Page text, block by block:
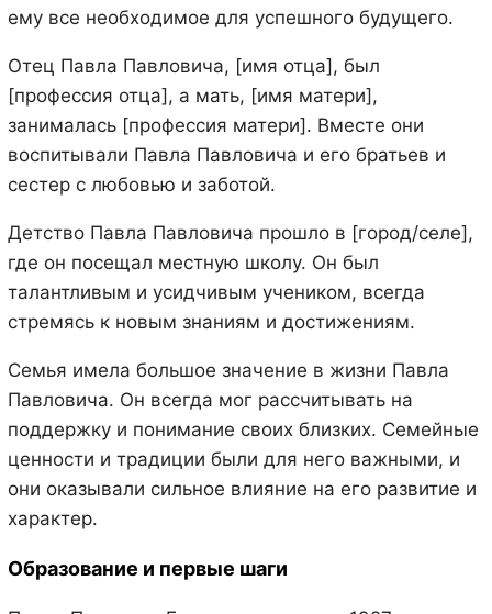
ему все необходимое для успешного будущего.
Отец Павла Павловича, [имя отца], был
[профессия отца], а мать, [имя матери],
занималась [профессия матери]. Вместе они
воспитывали Павла Павловича и его братьев и
сестер с любовью и заботой.
Детство Павла Павловича прошло в [город/селе],
где он посещал местную школу. Он был
талантливым и усидчивым учеником, всегда
стремясь к новым знаниям и достижениям.
Семья имела большое значение в жизни Павла
Павловича. Он всегда мог рассчитывать на
поддержку и понимание своих близких. Семейные
ценности и традиции были для него важными, и
они оказывали сильное влияние на его развитие и
характер.
Образование и первые шаги